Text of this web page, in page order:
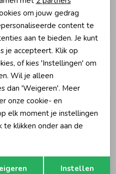
Gymp
Shirt Filip W-K White - Khaki
69,95
Opslaan
om jouw gedrag
content te
aan te bieden. Je kunt
je accepteert. Klik op
of kies 'Instellingen' om
Wil je alleen
dan 'Weigeren'. Meer
onze cookie- en
elk moment je instellingen
klikken onder aan de
Instellen